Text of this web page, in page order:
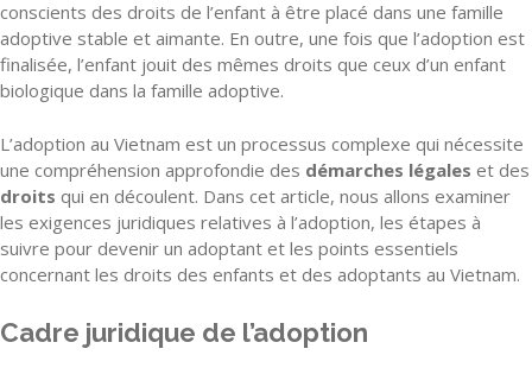
conscients des droits de l’enfant à être placé dans une famille
adoptive stable et aimante. En outre, une fois que l’adoption est
finalisée, l’enfant jouit des mêmes droits que ceux d’un enfant
biologique dans la famille adoptive.
L’adoption au Vietnam est un processus complexe qui nécessite
une compréhension approfondie des démarches légales et des
droits qui en découlent. Dans cet article, nous allons examiner
les exigences juridiques relatives à l’adoption, les étapes à
suivre pour devenir un adoptant et les points essentiels
concernant les droits des enfants et des adoptants au Vietnam.
Cadre juridique de l’adoption